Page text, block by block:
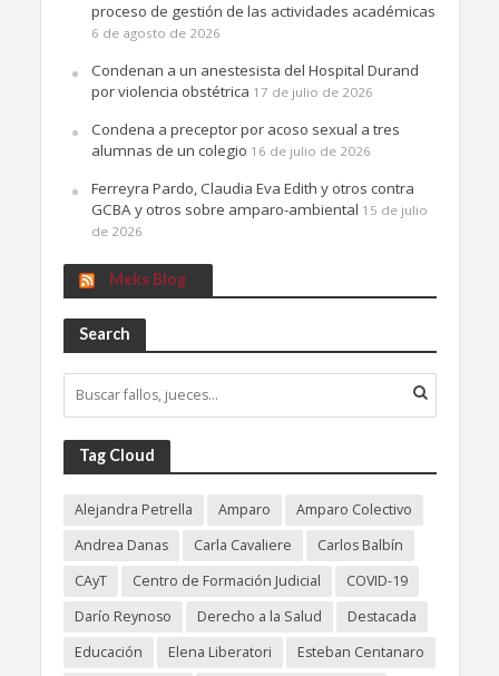
proceso de gestión de las actividades académicas
6 de agosto de 2026
Condenan a un anestesista del Hospital Durand
por violencia obstétrica 17 de julio de 2026
Condena a preceptor por acoso sexual a tres
alumnas de un colegio 16 de julio de 2026
Ferreyra Pardo, Claudia Eva Edith y otros contra
GCBA y otros sobre amparo-ambiental 15 de julio
de 2026
Meks Blog
Search
Tag Cloud
Alejandra Petrella Amparo
Amparo Colectivo
Andrea Danas
Carla Cavaliere
Carlos Balbín
CAyT
Centro de Formación Judicial
COVID-19
Darío Reynoso
Derecho a la Salud
Destacada
Educación
Elena Liberatori
Esteban Centanaro